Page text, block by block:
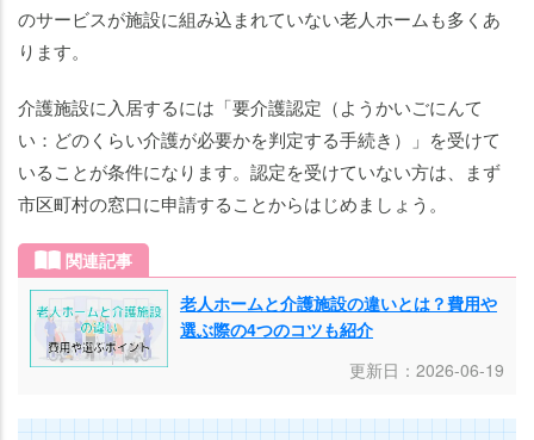
のサービスが施設に組み込まれていない老人ホームも多くあ
ります。
介護施設に入居するには「要介護認定（ようかいごにんて
い：どのくらい介護が必要かを判定する手続き）」を受けて
いることが条件になります。認定を受けていない方は、まず
市区町村の窓口に申請することからはじめましょう。
関連記事
老人ホームと介護施設の違いとは？費用や
選ぶ際の4つのコツも紹介
更新日：2026-06-19